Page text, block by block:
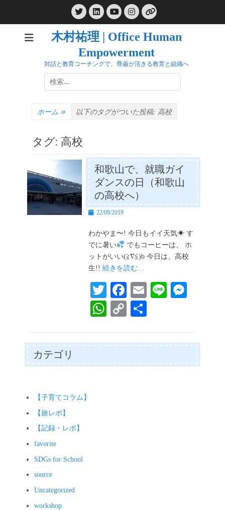
TwitterLinkedIn
YouTube
Instagram
リ
ン
ク
木村祐理 | Office Human
Empowerment
対話と教育コーチングで、尊厳が活きる教育と組織へ
検
索:
ホーム » 以下のタグがついた投稿: 高校
タグ: 高校
和歌山で、就職ガイ
ダンスの日（和歌山
の高校へ）
投
日
22/08/2019
わかやま〜! 今日もイイ天気☀ す
でに暑い
でもコーヒーは、 ホ
ットがいい(≧∇≦)b 今日は、高校
生!!続きを読む…
T
wi
tte
r
Fa
ce
bo
ok
E
Li
ng
er
W
ts
C
y
カテゴリ
【子育てコラム】
【旅レポ】
【記録・レポ】
favorite
SDGs for School
source
Uncategorized
workshop